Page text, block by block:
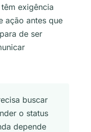
exigência
ação antes que
de ser
buscar
o status
depende